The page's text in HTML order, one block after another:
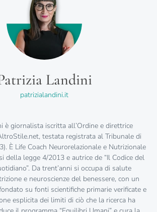
Landini
patrizialandini.it
è giornalista iscritta all’Ordine e direttrice
testata registrata al Tribunale di
È Life Coach Neurorelazionale e Nutrizionale
della legge 4/2013 e autrice de “Il Codice del
Da trent’anni si occupa di salute
e neuroscienze del benessere, con un
su fonti scientifiche primarie verificate e
esplicita dei limiti di ciò che la ricerca ha